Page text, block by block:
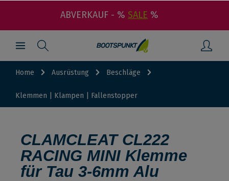
ABVERKAUF - % SALE %
Home Ausrüstung Beschläge
Klemmen | Klampen | Fallenstopper
CLAMCLEAT CL222
RACING MINI Klemme
für Tau 3-6mm Alu